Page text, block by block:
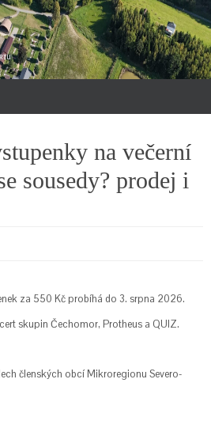
na večerní
sousedy? prodej i
za 550 Kč probíhá do 3. srpna 2026.
skupin Čechomor, Protheus a QUIZ.
členských obcí Mikroregionu Severo-